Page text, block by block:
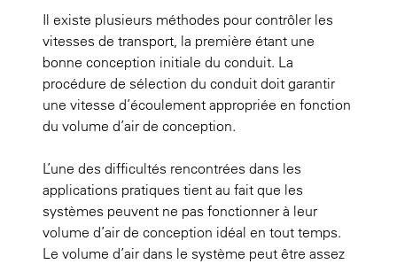
Il existe plusieurs méthodes pour contrôler les
vitesses de transport, la première étant une
bonne conception initiale du conduit. La
procédure de sélection du conduit doit garantir
une vitesse d’écoulement appropriée en fonction
du volume d’air de conception.
L’une des difficultés rencontrées dans les
applications pratiques tient au fait que les
systèmes peuvent ne pas fonctionner à leur
volume d’air de conception idéal en tout temps.
Le volume d’air dans le système peut être assez